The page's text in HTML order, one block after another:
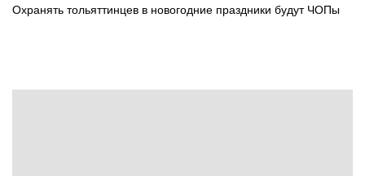
Охранять тольяттинцев в новогодние праздники будут ЧОПы